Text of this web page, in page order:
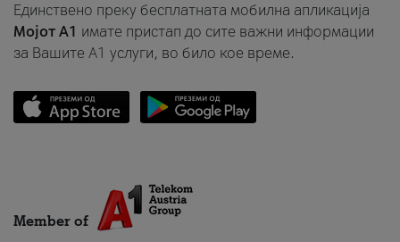
Единствено преку бесплатната мобилна апликација
Мојот A1 имате пристап до сите важни информации
за Вашите A1 услуги, во било кое време.
Member of